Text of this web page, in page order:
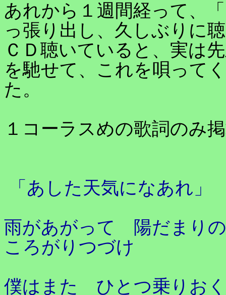
あれから１週間経って、
っ張り出し、久しぶりに
ＣＤ聴いていると、実は
を馳せて、これを唄って
た。
１コーラスめの歌詞のみ
「あした天気になあれ」
雨があがって 陽だまり
ころがりつづけ
僕はまた ひとつ乗りお